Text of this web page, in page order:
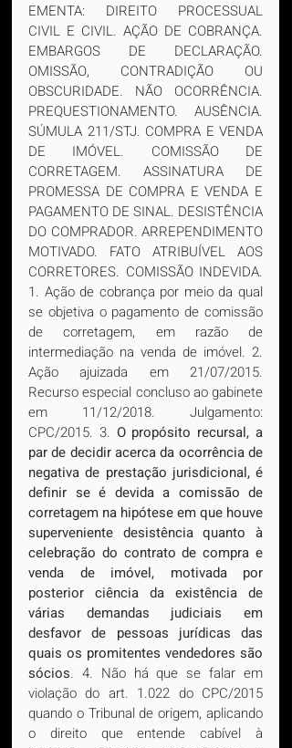
EMENTA: DIREITO PROCESSUAL
CIVIL E CIVIL. AÇÃO DE COBRANÇA.
EMBARGOS DE DECLARAÇÃO.
OMISSÃO, CONTRADIÇÃO OU
OBSCURIDADE. NÃO OCORRÊNCIA.
PREQUESTIONAMENTO. AUSÊNCIA.
SÚMULA 211/STJ. COMPRA E VENDA
DE IMÓVEL. COMISSÃO DE
CORRETAGEM. ASSINATURA DE
PROMESSA DE COMPRA E VENDA E
PAGAMENTO DE SINAL. DESISTÊNCIA
DO COMPRADOR. ARREPENDIMENTO
MOTIVADO. FATO ATRIBUÍVEL AOS
CORRETORES. COMISSÃO INDEVIDA.
1. Ação de cobrança por meio da qual
se objetiva o pagamento de comissão
de corretagem, em razão de
intermediação na venda de imóvel. 2.
Ação ajuizada em 21/07/2015.
Recurso especial concluso ao gabinete
em 11/12/2018. Julgamento:
CPC/2015. 3. O propósito recursal, a
par de decidir acerca da ocorrência de
negativa de prestação jurisdicional, é
definir se é devida a comissão de
corretagem na hipótese em que houve
superveniente desistência quanto à
celebração do contrato de compra e
venda de imóvel, motivada por
posterior ciência da existência de
várias demandas judiciais em
desfavor de pessoas jurídicas das
quais os promitentes vendedores são
sócios. 4. Não há que se falar em
violação do art. 1.022 do CPC/2015
quando o Tribunal de origem, aplicando
o direito que entende cabível à